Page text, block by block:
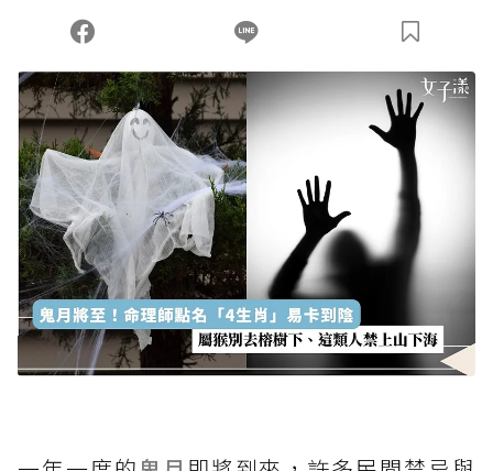
您當前剩餘 U 利點數：0點；前往 購買點數